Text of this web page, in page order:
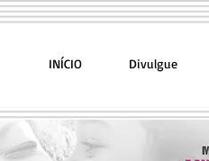
INÍCIO Divulgue